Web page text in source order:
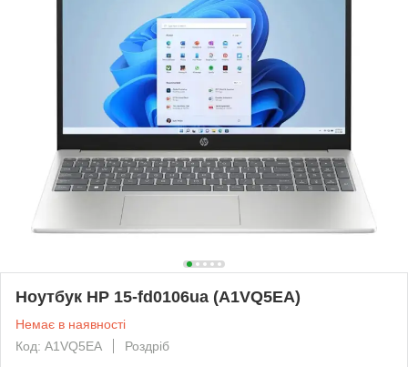
Ноутбук HP 15-fd0106ua (A1VQ5EA)
Немає в наявності
Код: A1VQ5EA
Роздріб